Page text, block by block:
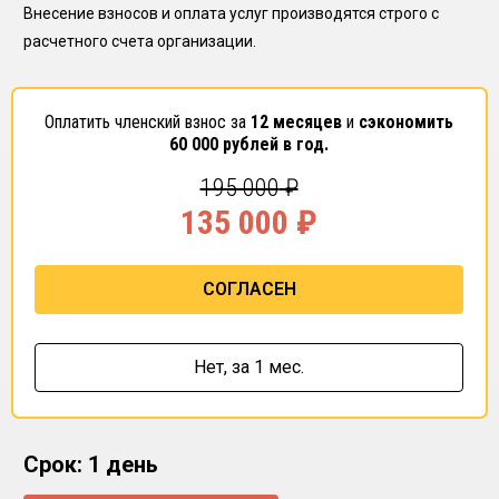
Внесение взносов и оплата услуг производятся строго с
расчетного счета организации.
Оплатить членский взнос за 12 месяцев и сэкономить
60 000 рублей в год.
195 000₽
135 000 ₽
СОГЛАСЕН
Нет, за 1 мес.
Срок: 1 день